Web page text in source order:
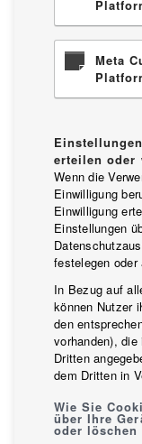
Meta
erteilen oder
Wenn die
Einwilligung
Einwilligung
Einstellungen
festelegen
In Bezug auf
können Nutzer
den
vorhanden),
Dritten
dem Dritten in
Wie Sie
über Ihre
oder löschen